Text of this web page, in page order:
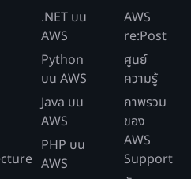
.NET บน
AWS
Python
บน AWS
Java บน
AWS
PHP บน
AWS
AWS
re:Post
ศูนย์
ความรู้
ภาพรวม
ของ
AWS
Support